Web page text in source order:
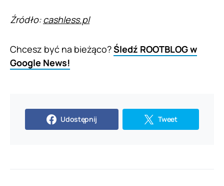
Źródło:cashless.pl
Chcesz być na bieżąco?Śledź ROOTBLOG w
Google News!
Udostępnij Tweet